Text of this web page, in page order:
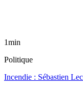
1min
Politique
Incendie : Sébastien